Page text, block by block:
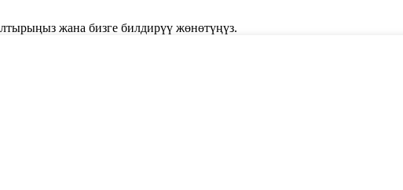
жана бизге билдирүү жөнөтүңүз.